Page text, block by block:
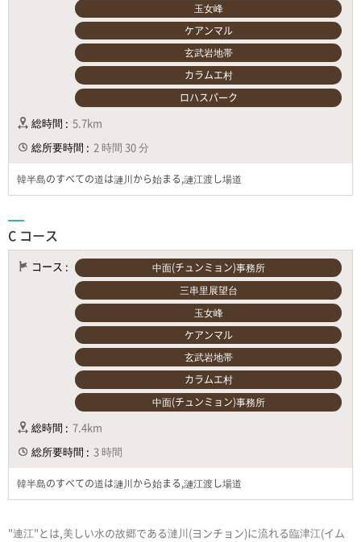
玉女峰
ケアンマル
玄武岩地帯
カラムエ村
ロハスパーク
総時間 : 5.7km
総所要時間 : 2 時間 30 分
韓半島のすべての道は漣川から始まる,漣江渡し場道
C コース
コース :
中面(チュンミョン)事務所
三串里展望台
玉女峰
ケアンマル
玄武岩地帯
カラムエ村
中面(チュンミョン)事務所
総時間 : 7.4km
総所要時間 : 3 時間
韓半島のすべての道は漣川から始まる,漣江渡し場道
"連江"とは,美しい水の故郷である漣川(ヨンチョン)に流れる臨津江(イム